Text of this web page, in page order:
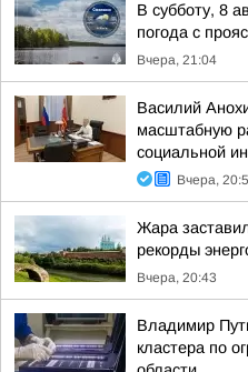
В субботу, 8
погода с
Вчера, 21:04
Василий
масштабную
социальной
Вчера,
Жара
рекорды
Вчера, 20:43
Владимир
кластера по